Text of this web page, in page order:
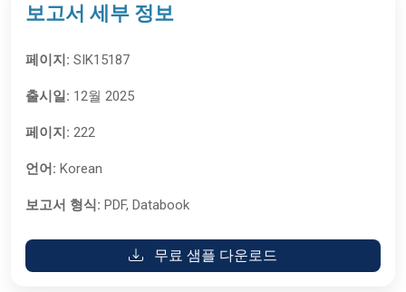
보고서 세부 정보
페이지: SIK15187
출시일: 12월 2025
페이지: 222
언어: Korean
보고서 형식: PDF, Databook
무료 샘플 다운로드